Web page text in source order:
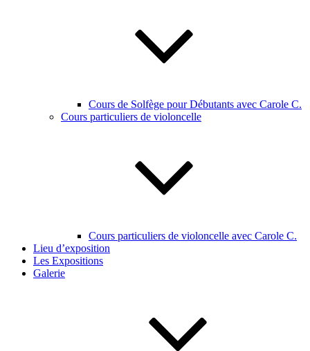
Cours de Solfège pour Débutants avec Carole C.
Cours particuliers de violoncelle
Cours particuliers de violoncelle avec Carole C.
Lieu d’exposition
Les Expositions
Galerie